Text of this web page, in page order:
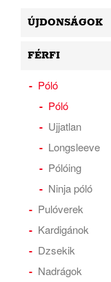
ÚJDONSÁGOK
FÉRFI
Póló
Póló
Ujjatlan
Longsleeve
Pólóing
Ninja póló
Pulóverek
Kardigánok
Dzsekik
Nadrágok